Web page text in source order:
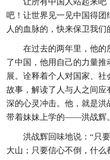
吧！让世界见一见中国得团
人的血脉的，快来保卫我们
在过去的两年里，他的
了中国，他用自己的力量
展。诠释着个人对国家、
故事，解读了人与人之间
深的心灵冲击。他，就是洪
带着妹妹上学的——洪战辉。
洪战辉回味地说：“只
大山；只要信心不倒，什么